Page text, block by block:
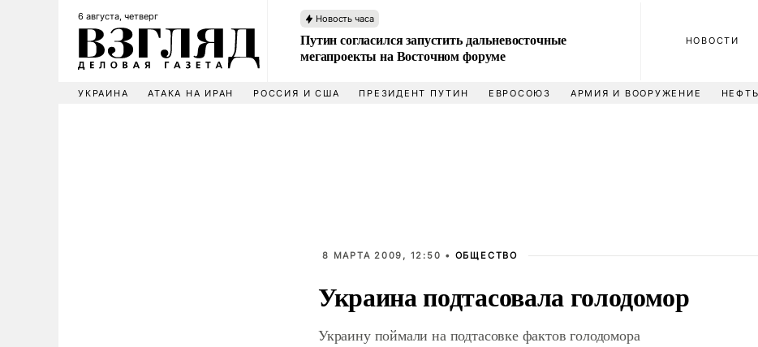
6 августа, четверг Новость часа
Путин согласился запустить дальневосточные
мегапроекты на Восточном форуме
НОВОСТИ
УКРАИНА АТАКА НА ИРАН РОССИЯ И США ПРЕЗИДЕНТ ПУТИН ЕВРОСОЮЗ АРМИЯ И ВООРУЖЕНИЕ
8 МАРТА 2009, 12:50 • ОБЩЕСТВО
Украина подтасовала голодомор
Украину поймали на подтасовке фактов голодомора